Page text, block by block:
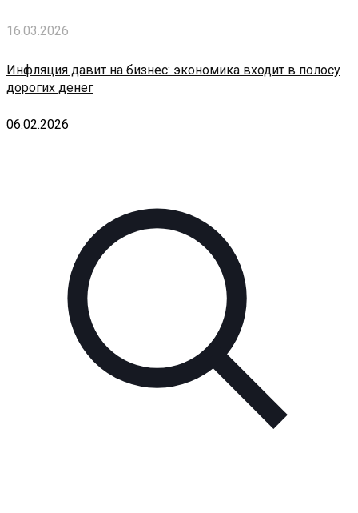
16.03.2026
Инфляция давит на бизнес: экономика входит в полосу
дорогих денег
06.02.2026